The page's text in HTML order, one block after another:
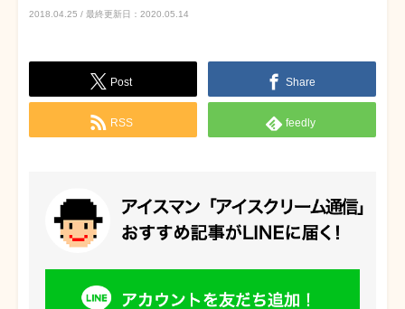
2018.04.25 / 最終更新日：2020.05.14
Post Share
RSS feedly